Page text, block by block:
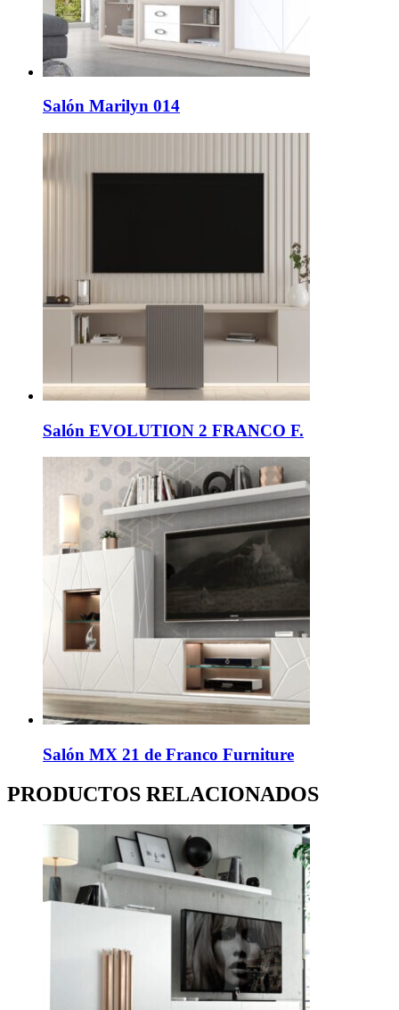
Salón Marilyn 014
Salón EVOLUTION 2 FRANCO F.
Salón MX 21 de Franco Furniture
PRODUCTOS RELACIONADOS